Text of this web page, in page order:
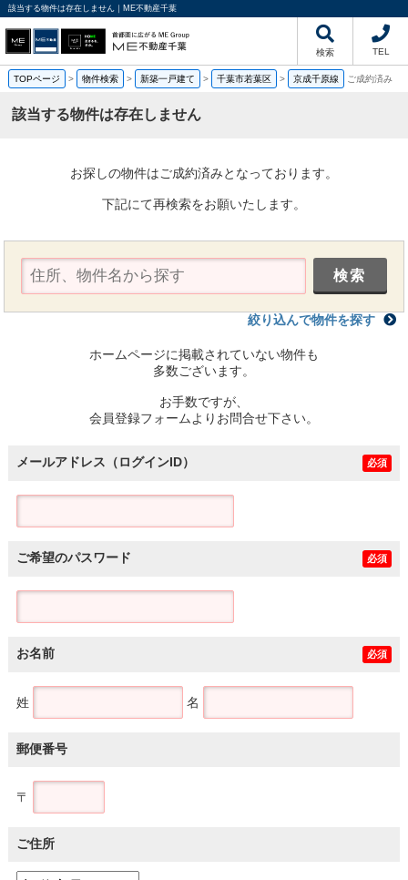
該当する物件は存在しません｜ME不動産千葉
検索 TEL
TOPページ > 物件検索 > 新築一戸建て > 千葉市若葉区 > 京成千原線 ご成約済み
該当する物件は存在しません
お探しの物件はご成約済みとなっております。
下記にて再検索をお願いたします。
絞り込んで物件を探す
ホームページに掲載されていない物件も
多数ございます。
お手数ですが、
会員登録フォームよりお問合せ下さい。
メールアドレス（ログインID） 必須
ご希望のパスワード 必須
お名前 必須
姓 名
郵便番号
〒
ご住所